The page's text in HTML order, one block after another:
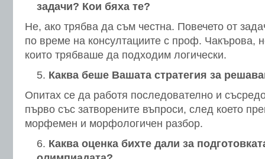
задачи? Кои бяха те?
Не, ако трябва да съм честна. Повечето от
по време на консултациите с проф. Чакърова,
които трябваше да подходим логически.
Каква беше Вашата стратегия за
Опитах се да работя последователно и
първо със затворените въпроси, след което
морфемен и морфологичен разбор.
Каква оценка бихте дали за